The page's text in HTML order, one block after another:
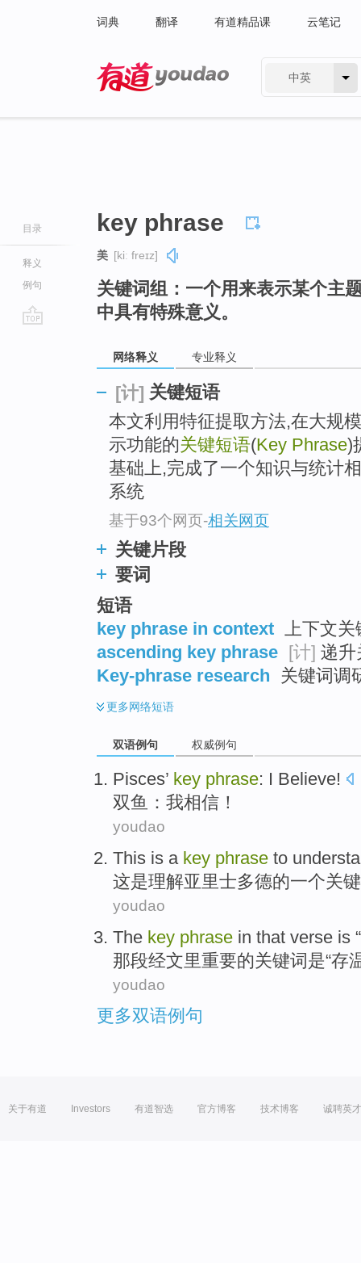
词典 翻译 有道精品课 云笔记
中英
目录
释义
例句
key phrase
美 [kiː freɪz]
关键词组：一个用来表示某个主
中具有特殊意义。
网络释义 专业释义
[计] 关键短语
本文利用特征提取方法,在大规
示功能的关键短语(Key Phrase)
基础上,完成了一个知识与统计
系统
基于93个网页-相关网页
关键片段
要词
短语
key phrase in context 上下文
ascending key phrase [计] 递升
Key-phrase research
关键词调
更多网络短语
双语例句 权威例句
Pisces’ key phrase: I Believe!
双鱼 ： 我相信 ！
youdao
This is a key phrase to
这是理解亚里士多德的一个关键
youdao
The key phrase in that verse is “
那段经文里重要的关键词是“存
youdao
更多双语例句
关于有道 Investors 有道智选 官方博客 技术博客 诚聘英才